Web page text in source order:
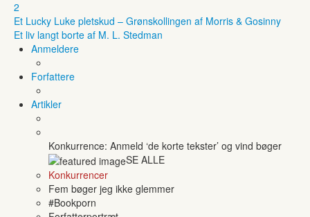
2
Et Lucky Luke pletskud – Grønskollingen af Morris & Gosinny
Et liv langt borte af M. L. Stedman
Anmeldere
Forfattere
Artikler
Konkurrence: Anmeld ‘de korte tekster’ og vind bøger
SE ALLE
Konkurrencer
Fem bøger jeg ikke glemmer
#Bookporn